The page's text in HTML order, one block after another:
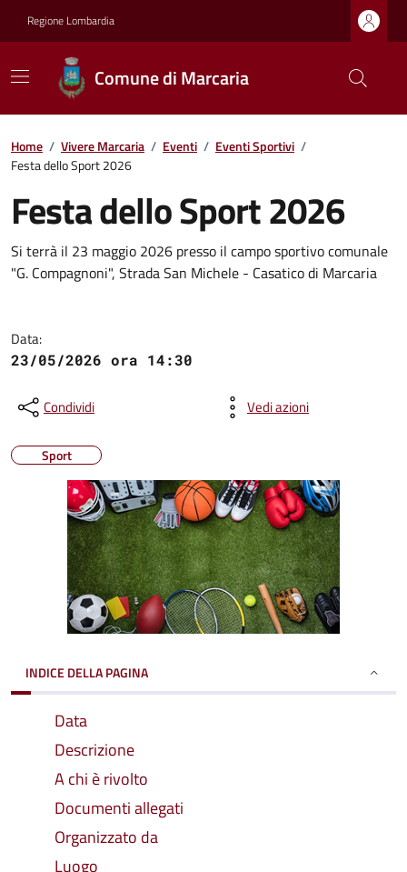
Regione Lombardia
Comune di Marcaria
Home / Vivere Marcaria / Eventi / Eventi Sportivi /
Festa dello Sport 2026
Festa dello Sport 2026
Si terrà il 23 maggio 2026 presso il campo sportivo comunale
"G. Compagnoni", Strada San Michele - Casatico di Marcaria
Data:
23/05/2026 ora 14:30
Condividi Vedi azioni
Sport
INDICE DELLA PAGINA
Data
Descrizione
A chi è rivolto
Documenti allegati
Organizzato da
Luogo